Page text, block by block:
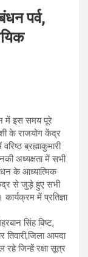
पर्व,
में इस समय पूरे
के राजयोग केंद्र
ब्रह्माकुमारी
अध्यक्षता में सभी
के आध्यात्मिक
से जुड़े हुए सभी
में प्रतिज्ञा
सिंह बिष्ट,
आपदा
जिन्हें रक्षा सूत्र